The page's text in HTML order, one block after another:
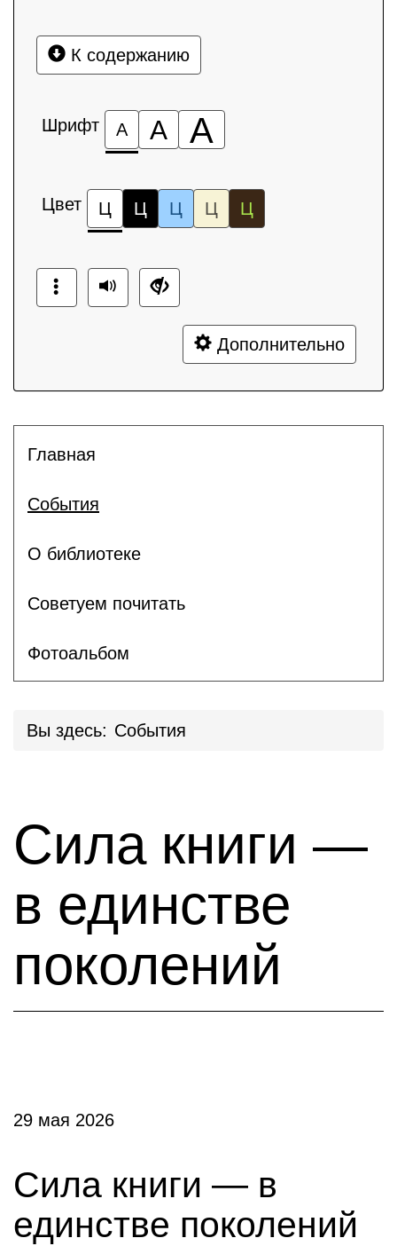
К содержанию
Шрифт А А А
Цвет Ц Ц Ц Ц Ц
Дополнительно
Главная
События
О библиотеке
Советуем почитать
Фотоальбом
Вы здесь: События
Сила книги —
в единстве
поколений
29 мая 2026
Сила книги — в
единстве поколений